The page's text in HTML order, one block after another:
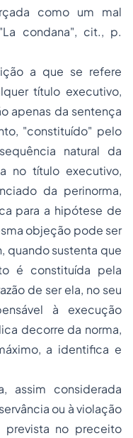
como um mal
condana", cit., p.
a que se refere
título executivo,
apenas da sentença
"constituído" pelo
natural da
no título executivo,
da perinorma,
para a hipótese de
objeção pode ser
quando sustenta que
é constituída pela
de ser ela, no seu
à execução
decorre da norma,
a identifica e
assim considerada
ou à violação
prevista no preceito